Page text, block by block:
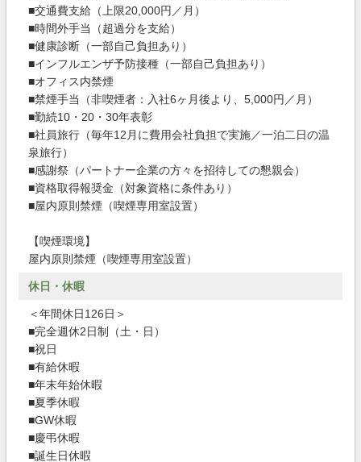
■交通費支給（上限20,000円／月）
■時間外手当（超過分を支給）
■健康診断（一部自己負担あり）
■インフルエンザ予防接種（一部自己負担あり）
■オフィス内禁煙
■禁煙手当（非喫煙者：入社6ヶ月後より、5,000円／月）
■勤続10・20・30年表彰
■社員旅行（毎年12月に費用会社負担で実施／一泊二日の温
泉旅行）
■感謝祭（パートナー企業の方々を招待しての懇親会）
■資格取得報奨金（対象資格に条件あり）
■屋内原則禁煙（喫煙専用室設置）
【喫煙環境】
屋内原則禁煙（喫煙専用室設置）
休日・休暇
＜年間休日126日＞
■完全週休2日制（土・日）
■祝日
■有給休暇
■年末年始休暇
■夏季休暇
■GW休暇
■慶弔休暇
■誕生日休暇